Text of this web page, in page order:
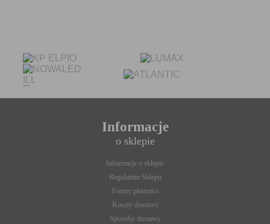
informacje o możliwości i sposobach obsługi plików „cookies”
dostępne są w ustawieniach oprogramowania (przeglądarki
internetowej).
Ograniczenie stosowania plików „cookies”, może wpłynąć na
niektóre funkcjonalności dostępne na stronie internetowej.
Informacje
o sklepie
Informacje o sklepie
Regulamin Sklepu
Formy płatności
Koszty dostawy
Sposoby dostawy